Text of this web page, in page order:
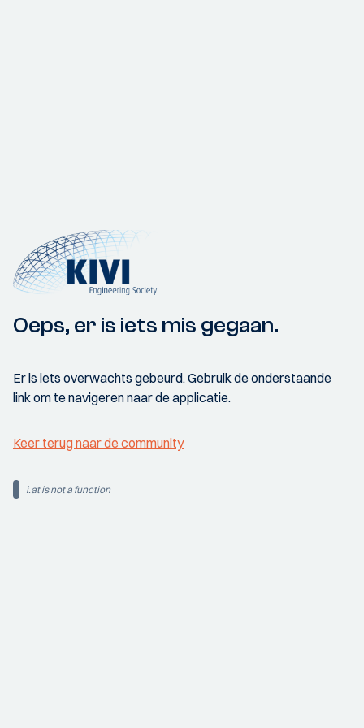
Oeps, er is iets mis gegaan.
Er is iets overwachts gebeurd. Gebruik de onderstaande
link om te navigeren naar de applicatie.
Keer terug naar de community
i.at is not a function